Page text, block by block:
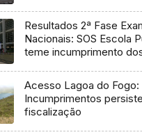
Resultados 2ª Fase
Nacionais: SOS Escola
teme incumprimento
Acesso Lagoa do Fogo:
Incumprimentos
fiscalização